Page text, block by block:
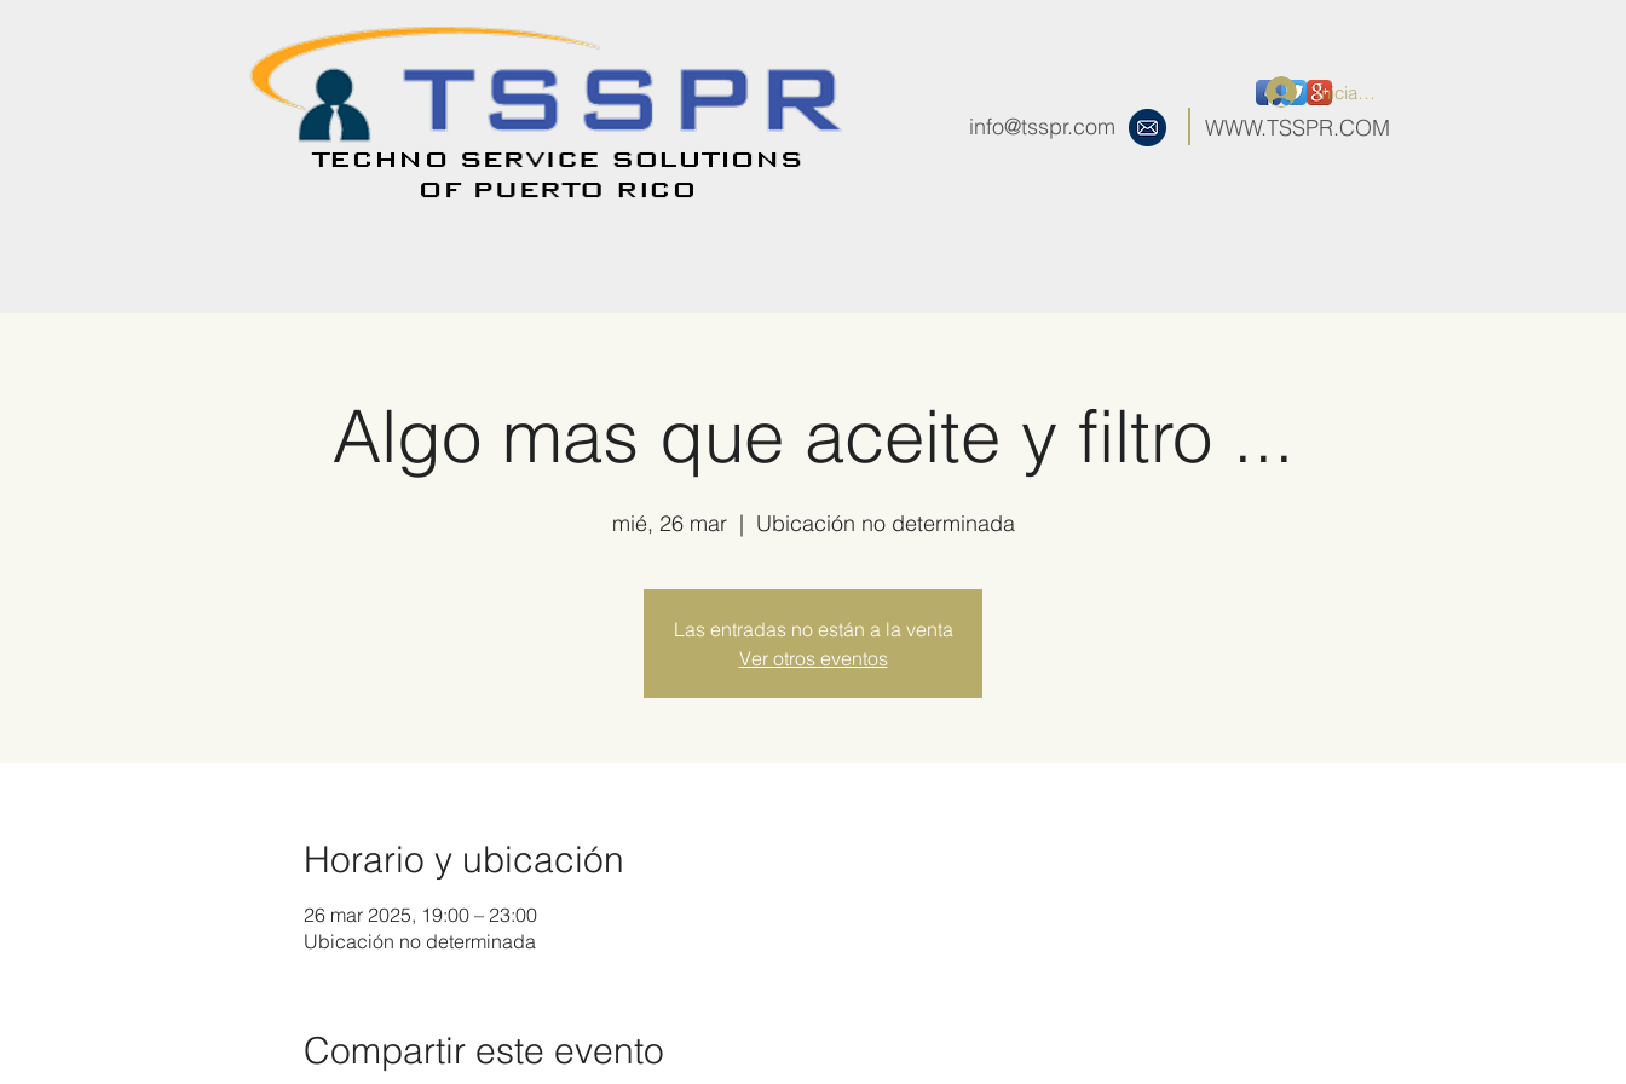
info@tsspr.com WWW.TSSPR.COM
Iniciar sesión
Algo mas que aceite y filtro ...
mié, 26 mar
  |
Ubicación no determinada
Las entradas no están a la venta
Ver otros eventos
Horario y ubicación
26 mar 2025, 19:00 – 23:00
Ubicación no determinada
Compartir este evento